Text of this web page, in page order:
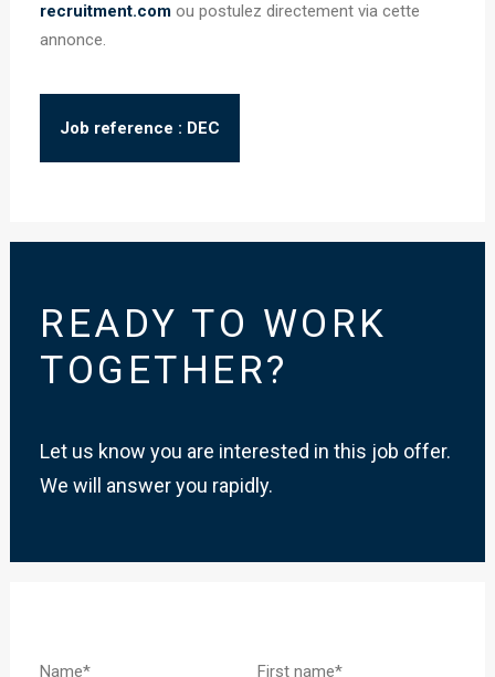
recruitment.com ou postulez directement via cette
annonce.
Job reference : DEC
READY TO WORK
TOGETHER?
Let us know you are interested in this job offer.
We will answer you rapidly.